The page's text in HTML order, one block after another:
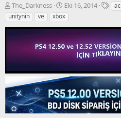
K
o
n
b
u
u
a
ş
l
a
t
The_Darkness
B
a
ş
l
a
n
g
ı
ç
t
a
r
i
Eki 16, 2014
E
k
e
t
l
r
ac
unitynin
ve xbox